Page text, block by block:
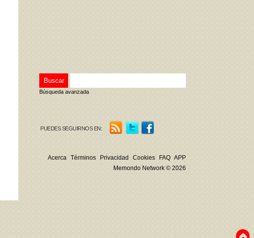
Búsqueda avanzada
PUEDES SEGUIRNOS EN:
Acerca Términos Privacidad Cookies FAQ APP
Memondo Network © 2026